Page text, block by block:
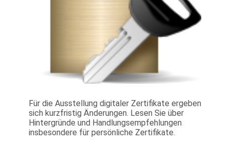
Für die Ausstellung digitaler Zertifikate ergeben
sich kurzfristig Änderungen. Lesen Sie über
Hintergründe und Handlungsempfehlungen
insbesondere für persönliche Zertifikate.